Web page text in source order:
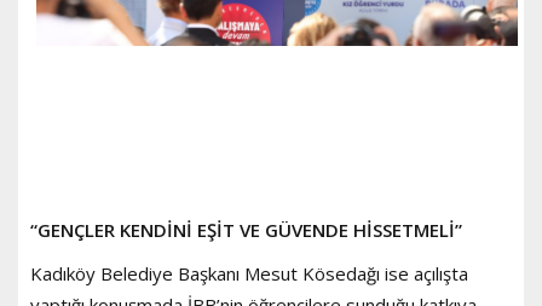
“GENÇLER KENDİNİ EŞİT VE GÜVENDE HİSSETMELİ”
Kadıköy Belediye Başkanı Mesut Kösedağı ise açılışta